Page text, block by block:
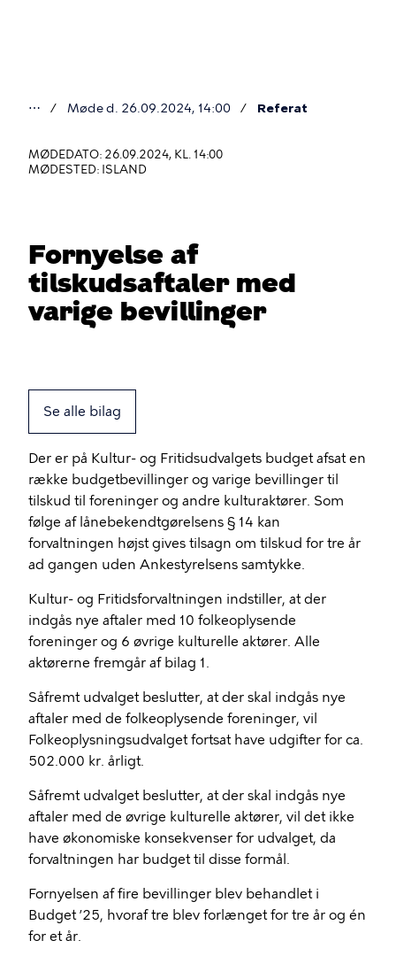
er
her
⋯ Møde d. 26.09.2024, 14:00 Referat
MØDEDATO: 26.09.2024, KL. 14:00
MØDESTED: ISLAND
Fornyelse af
tilskudsaftaler med
varige bevillinger
Se alle bilag
Der er på Kultur- og Fritidsudvalgets budget afsat en
række budgetbevillinger og varige bevillinger til
tilskud til foreninger og andre kulturaktører. Som
følge af lånebekendtgørelsens § 14 kan
forvaltningen højst gives tilsagn om tilskud for tre år
ad gangen uden Ankestyrelsens samtykke.
Kultur- og Fritidsforvaltningen indstiller, at der
indgås nye aftaler med 10 folkeoplysende
foreninger og 6 øvrige kulturelle aktører. Alle
aktørerne fremgår af bilag 1.
Såfremt udvalget beslutter, at der skal indgås nye
aftaler med de folkeoplysende foreninger, vil
Folkeoplysningsudvalget fortsat have udgifter for ca.
502.000 kr. årligt.
Såfremt udvalget beslutter, at der skal indgås nye
aftaler med de øvrige kulturelle aktører, vil det ikke
have økonomiske konsekvenser for udvalget, da
forvaltningen har budget til disse formål.
Fornyelsen af fire bevillinger blev behandlet i
Budget ’25, hvoraf tre blev forlænget for tre år og én
for et år.